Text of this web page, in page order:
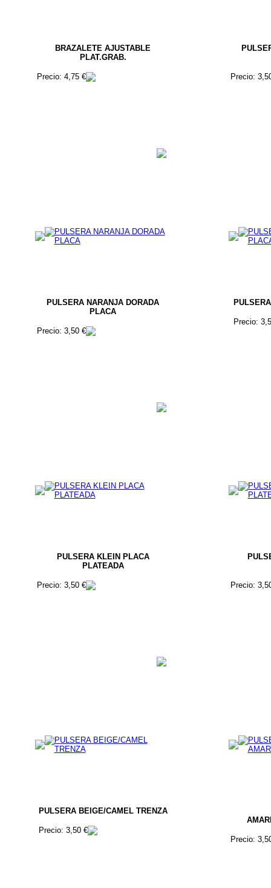
BRAZALETE AJUSTABLE
PLAT.GRAB.
Precio: 4,75 € Precio:
PULSERA NARANJA DORADA
PLACA
Precio: 3,50 €
Precio:
PULSERA KLEIN PLACA
PLATEADA
Precio: 3,50 € Precio:
PULSERA BEIGE/CAMEL TRENZA
Precio: 3,50 €
Precio: